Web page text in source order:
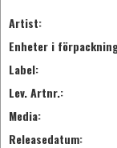
Artist:
Enheter i
Label:
Lev. Artnr.:
Media:
Releasedatum: